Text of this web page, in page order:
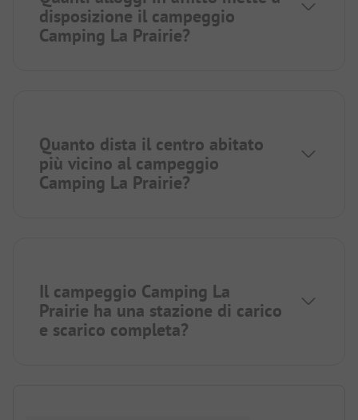
disposizione il campeggio
Camping La Prairie?
Quanto dista il centro abitato
più vicino al campeggio
Camping La Prairie?
Il campeggio Camping La
Prairie ha una stazione di carico
e scarico completa?